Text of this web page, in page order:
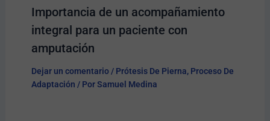
Importancia de un acompañamiento
integral para un paciente con
amputación
Dejar un comentario / Prótesis De Pierna, Proceso De
Adaptación / PorSamuel Medina